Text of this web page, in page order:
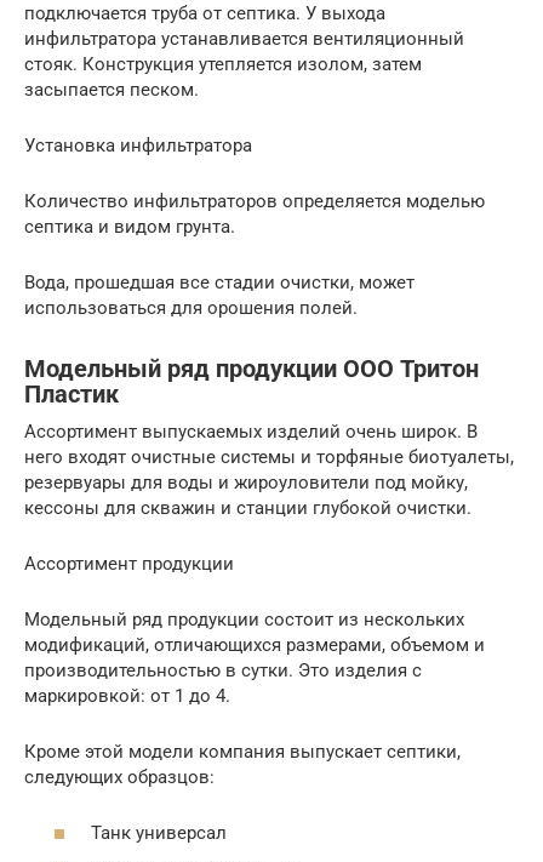
подключается труба от септика. У выхода
инфильтратора устанавливается вентиляционный
стояк. Конструкция утепляется изолом, затем
засыпается песком.
Установка инфильтратора
Количество инфильтраторов определяется моделью
септика и видом грунта.
Вода, прошедшая все стадии очистки, может
использоваться для орошения полей.
Модельный ряд продукции ООО Тритон
Пластик
Ассортимент выпускаемых изделий очень широк. В
него входят очистные системы и торфяные биотуалеты,
резервуары для воды и жироуловители под мойку,
кессоны для скважин и станции глубокой очистки.
Ассортимент продукции
Модельный ряд продукции состоит из нескольких
модификаций, отличающихся размерами, объемом и
производительностью в сутки. Это изделия с
маркировкой: от 1 до 4.
Кроме этой модели компания выпускает септики,
следующих образцов:
Танк универсал